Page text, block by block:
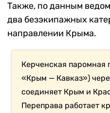
Также, по данным
два безэкипажных
направлении Крыма.
Керченская паромная
«Крым — Кавказ»)
соединяет Крым и
Переправа работает